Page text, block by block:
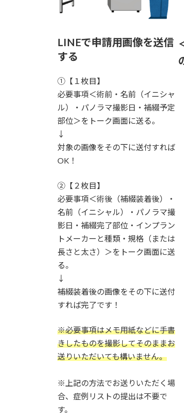
LINEで申請用画像を送信
する
①【１枚目】
必要事項＜術前・名前（イニシャ
ル）・パノラマ撮影日・補綴予定
部位＞をトーク画面に送る。
↓
対象の画像をその下に送付すれば
OK！
②【２枚目】
必要事項＜術後（補綴装着後）・
名前（イニシャル）・パノラマ撮
影日・補綴完了部位・インプラン
トメーカーと種類・規格（または
長さと太さ）＞をトーク画面に送
る。
↓
補綴装着後の画像をその下に送付
すれば完了です！
※必要事項はメモ用紙などに手書
きしたものを撮影してそのままお
送りいただいても構いません。
※上記の方法でお送りいただく場
合、症例リストの提出は不要で
す。